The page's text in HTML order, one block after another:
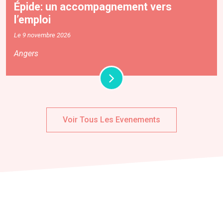
Épide: un accompagnement vers
l’emploi
Le 9 novembre 2026
Angers
Voir Tous Les Evenements